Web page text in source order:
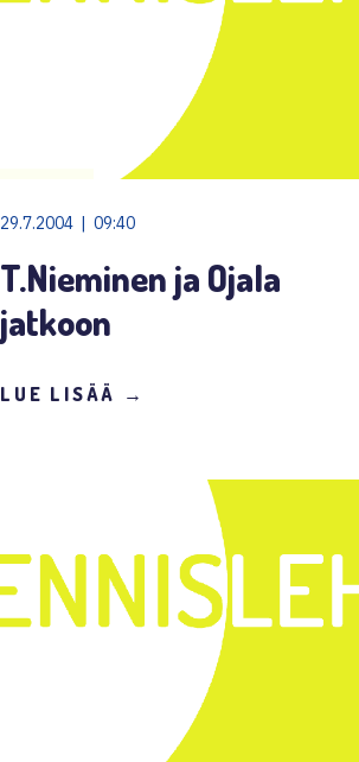
29.7.2004 | 09:40
T.Nieminen ja Ojala
jatkoon
LUE LISÄÄ →